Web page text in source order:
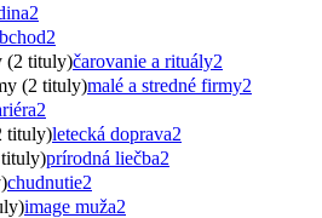
2
2
(2 tituly)čarovanie a rituály2
(2 tituly)malé a stredné firmy2
2
tituly)letecká doprava2
prírodná liečba2
chudnutie2
image muža2